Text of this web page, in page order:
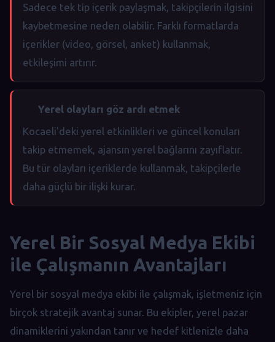
Sadece tek tip içerik paylaşmak, takipçilerin ilgisini
kaybetmesine neden olabilir. Farklı formatlarda
içerikler (video, görsel, anket) kullanmak,
etkileşimi artırır.
Yerel olayları göz ardı etmek
Kocaeli'deki yerel etkinlikleri ve güncel konuları
takip etmemek, ajansın yerel bağlarını zayıflatır.
Bu tür olayları içeriklerde kullanmak, takipçilerle
daha güçlü bir ilişki kurar.
Yerel Bir Sosyal Medya Ekibi
ile Çalışmanın Avantajları
Yerel bir sosyal medya ekibi ile çalışmak, işletmeniz için
birçok stratejik avantaj sunar. Bu ekipler, yerel pazar
dinamiklerini yakından tanır ve hedef kitlenizle daha